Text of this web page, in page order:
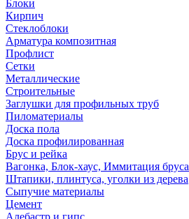
Блоки
Кирпич
Стеклоблоки
Арматура композитная
Профлист
Сетки
Металлические
Строительные
Заглушки для профильных труб
Пиломатериалы
Доска пола
Доска профилированная
Брус и рейка
Вагонка, Блок-хаус, Иммитация бруса
Штапики, плинтуса, уголки из дерева
Сыпучие материалы
Цемент
Алебастр и гипс